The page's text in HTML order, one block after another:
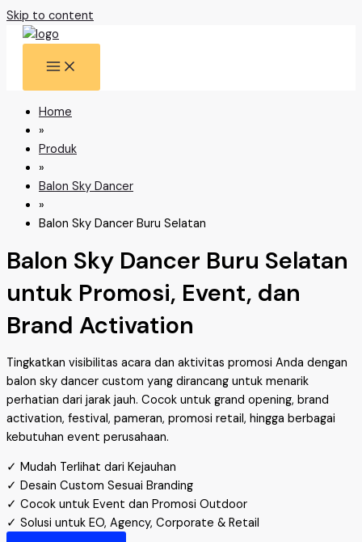
Skip to content
Home
»
Produk
»
Balon Sky Dancer
»
Balon Sky Dancer Buru Selatan
Balon Sky Dancer Buru Selatan
untuk Promosi, Event, dan
Brand Activation
Tingkatkan visibilitas acara dan aktivitas promosi Anda dengan
balon sky dancer custom yang dirancang untuk menarik
perhatian dari jarak jauh. Cocok untuk grand opening, brand
activation, festival, pameran, promosi retail, hingga berbagai
kebutuhan event perusahaan.
✓ Mudah Terlihat dari Kejauhan
✓ Desain Custom Sesuai Branding
✓ Cocok untuk Event dan Promosi Outdoor
✓ Solusi untuk EO, Agency, Corporate & Retail